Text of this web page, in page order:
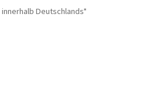
innerhalb Deutschlands*